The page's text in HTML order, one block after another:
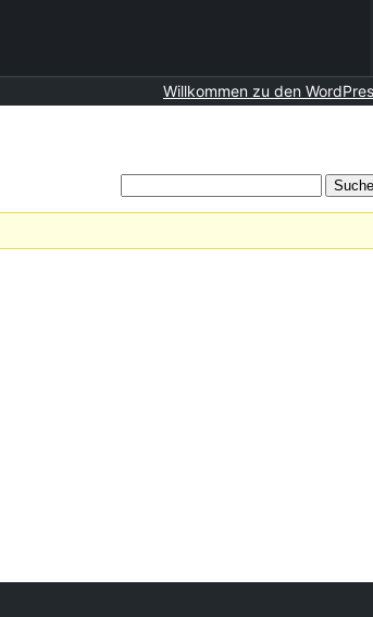
Willkommen zu den